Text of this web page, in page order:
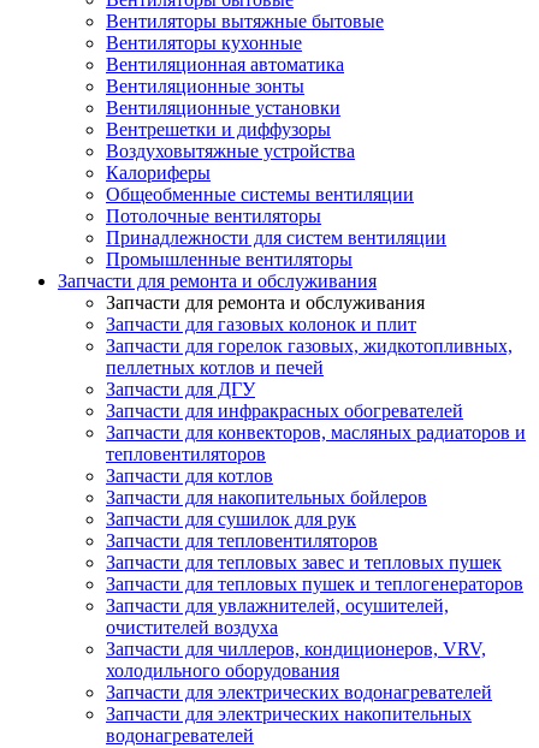
Вентиляторы вытяжные бытовые
Вентиляторы кухонные
Вентиляционная автоматика
Вентиляционные зонты
Вентиляционные установки
Вентрешетки и диффузоры
Воздуховытяжные устройства
Калориферы
Общеобменные системы вентиляции
Потолочные вентиляторы
Принадлежности для систем вентиляции
Промышленные вентиляторы
Запчасти для ремонта и обслуживания
Запчасти для ремонта и обслуживания
Запчасти для газовых колонок и плит
Запчасти для горелок газовых, жидкотопливных,
пеллетных котлов и печей
Запчасти для ДГУ
Запчасти для инфракрасных обогревателей
Запчасти для конвекторов, масляных радиаторов и
тепловентиляторов
Запчасти для котлов
Запчасти для накопительных бойлеров
Запчасти для сушилок для рук
Запчасти для тепловентиляторов
Запчасти для тепловых завес и тепловых пушек
Запчасти для тепловых пушек и теплогенераторов
Запчасти для увлажнителей, осушителей,
очистителей воздуха
Запчасти для чиллеров, кондиционеров, VRV,
холодильного оборудования
Запчасти для электрических водонагревателей
Запчасти для электрических накопительных
водонагревателей